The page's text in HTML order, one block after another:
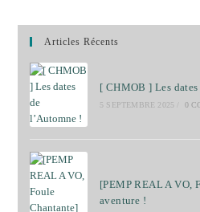
Articles Récents
[ CHMOB ] Les
5 SEPTEMBRE 2025 0
[PEMP REAL A VO,
aventure !